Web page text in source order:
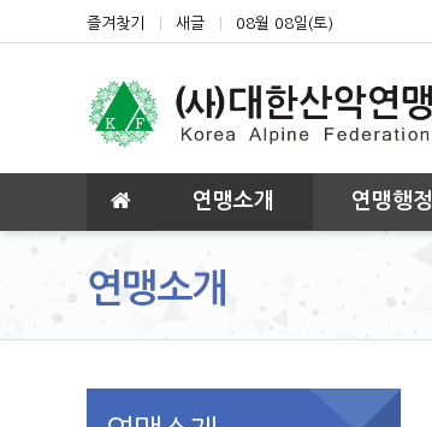
상단 네비
즐겨찾기 새글 08월 08일(토)
메인 메뉴 연맹소개 연맹행정
연맹소개